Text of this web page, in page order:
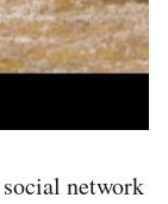
network